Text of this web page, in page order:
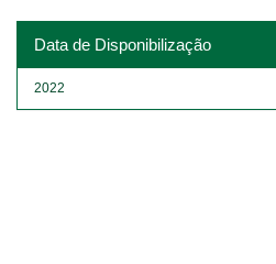
Data de Disponibilização
2022